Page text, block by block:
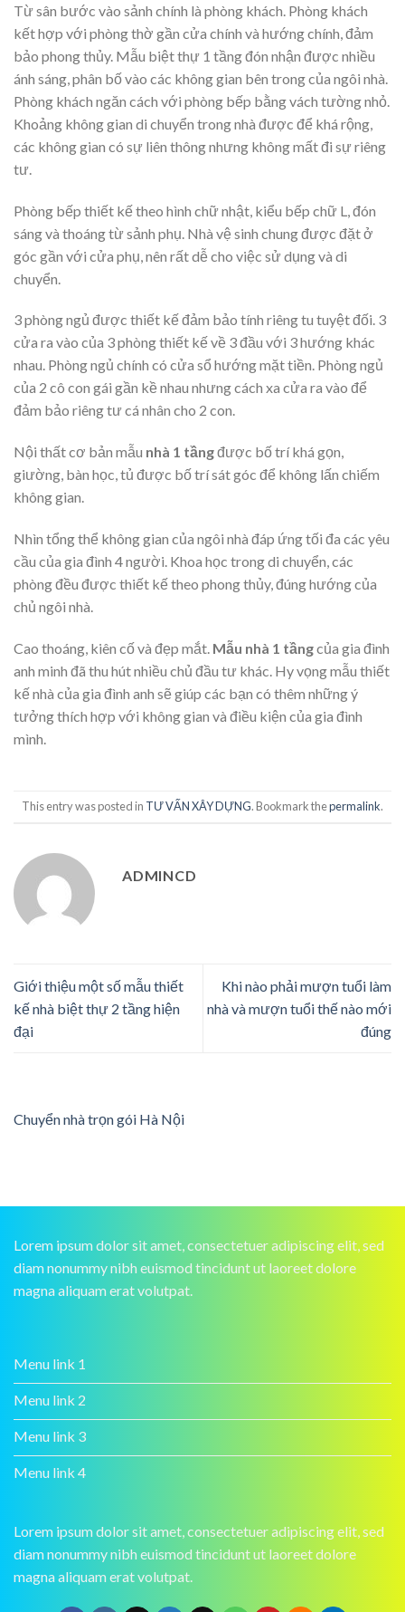
Từ sân bước vào sảnh chính là phòng khách. Phòng khách
kết hợp với phòng thờ gần cửa chính và hướng chính, đảm
bảo phong thủy. Mẫu biệt thự 1 tầng đón nhận được nhiều
ánh sáng, phân bố vào các không gian bên trong của ngôi nhà.
Phòng khách ngăn cách với phòng bếp bằng vách tường nhỏ.
Khoảng không gian di chuyển trong nhà được để khá rộng,
các không gian có sự liên thông nhưng không mất đi sự riêng
tư.
Phòng bếp thiết kế theo hình chữ nhật, kiểu bếp chữ L, đón
sáng và thoáng từ sảnh phụ. Nhà vệ sinh chung được đặt ở
góc gần với cửa phụ, nên rất dễ cho việc sử dụng và di
chuyển.
3 phòng ngủ được thiết kế đảm bảo tính riêng tu tuyệt đối. 3
cửa ra vào của 3 phòng thiết kế về 3 đầu với 3 hướng khác
nhau. Phòng ngủ chính có cửa sổ hướng mặt tiền. Phòng ngủ
của 2 cô con gái gần kề nhau nhưng cách xa cửa ra vào để
đảm bảo riêng tư cá nhân cho 2 con.
Nội thất cơ bản mẫu nhà 1 tầngđược bố trí khá gọn,
giường, bàn học, tủ được bố trí sát góc để không lấn chiếm
không gian.
Nhìn tổng thể không gian của ngôi nhà đáp ứng tối đa các yêu
cầu của gia đình 4 người. Khoa học trong di chuyển, các
phòng đều được thiết kế theo phong thủy, đúng hướng của
chủ ngôi nhà.
Cao thoáng, kiên cố và đẹp mắt. Mẫu nhà 1 tầngcủa gia đình
anh minh đã thu hút nhiều chủ đầu tư khác. Hy vọng mẫu thiết
kế nhà của gia đình anh sẽ giúp các bạn có thêm những ý
tưởng thích hợp với không gian và điều kiện của gia đình
mình.
This entry was posted in TƯ VẤN XÂY DỰNG. Bookmark thepermalink.
ADMINCD
Giới thiệu một số mẫu thiết
kế nhà biệt thự 2 tầng hiện
đại
Khi nào phải mượn tuổi làm
nhà và mượn tuổi thế nào mới
đúng
Chuyển nhà trọn gói Hà Nội
Lorem ipsum dolor sit amet, consectetuer adipiscing elit, sed
diam nonummy nibh euismod tincidunt ut laoreet dolore
magna aliquam erat volutpat.
Menu link 1
Menu link 2
Menu link 3
Menu link 4
Lorem ipsum dolor sit amet, consectetuer adipiscing elit, sed
diam nonummy nibh euismod tincidunt ut laoreet dolore
magna aliquam erat volutpat.